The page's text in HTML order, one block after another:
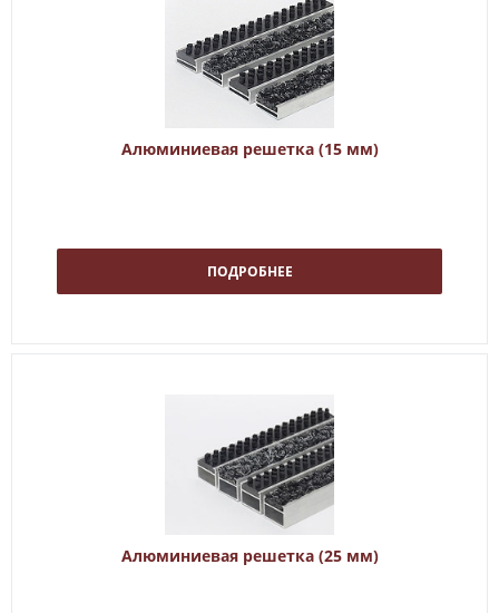
Алюминиевая решетка (15 мм)
ПОДРОБНЕЕ
Алюминиевая решетка (25 мм)